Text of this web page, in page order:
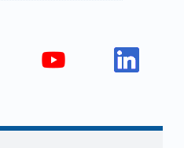
Unio
Unio